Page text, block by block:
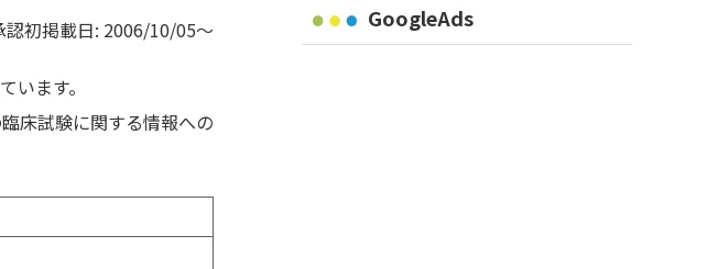
認初掲載日: 2006/10/05～
ます。
床試験に関する情報への
GoogleAds